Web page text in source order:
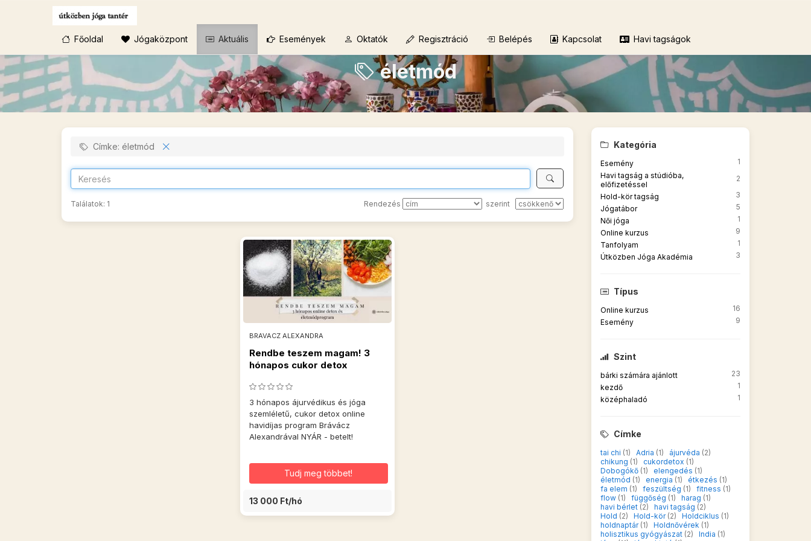
Főoldal Jógaközpont Aktuális Események Oktatók Regisztráció Belépés Kapcsolat Havi tagságok
életmód
Kategória
Esemény
1
Havi tagság a stúdióba,
előfizetéssel
2
Hold-kör tagság
3
Jógatábor
5
Női jóga
1
Online kurzus
9
Tanfolyam
1
Útközben Jóga Akadémia
3
Típus
Online kurzus
16
Esemény
9
Szint
bárki számára ajánlott
23
kezdő
1
középhaladó
1
Címke
tai chi (1) Adria (1) ájurvéda (2)
chikung (1) cukordetox (1)
Dobogókő (1) elengedés (1)
életmód (1) energia (1) étkezés (1)
fa elem (1) feszültség (1) fitness (1)
flow (1) függőség (1) harag (1)
havi bérlet (2) havi tagság (2)
Hold (2) Hold-kör (2) Holdciklus (1)
holdnaptár (1) Holdnővérek (1)
holisztikus gyógyászat (2) India (1)
Címke: életmód
Találatok: 1 Rendezés szerint
BRAVACZ ALEXANDRA
Rendbe teszem magam! 3
hónapos cukor detox
3 hónapos ájurvédikus és jóga
szemléletű, cukor detox online
havidíjas program Brávácz
Alexandrával NYÁR - betelt!
Tudj meg többet!
13 000 Ft/hó